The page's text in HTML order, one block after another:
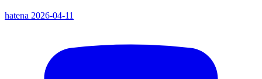
hatena 2026-04-11